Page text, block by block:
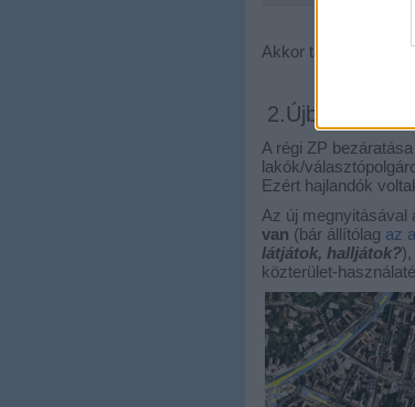
Akkor talán az
2.Újbuda
A régi ZP
lakók/
Ezért hajlandók
Az új megnyitásával
van (bár állítólag az
látjátok, halljátok?),
közterület-